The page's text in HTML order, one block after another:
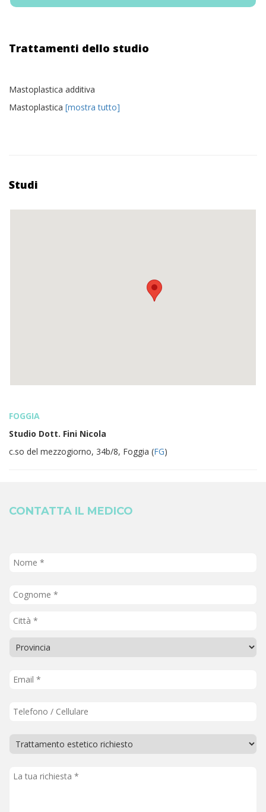
Trattamenti dello studio
Mastoplastica additiva
Mastoplastica [mostra tutto]
Studi
FOGGIA
Studio Dott. Fini Nicola
c.so del mezzogiorno, 34b/8, Foggia (FG)
CONTATTA IL MEDICO